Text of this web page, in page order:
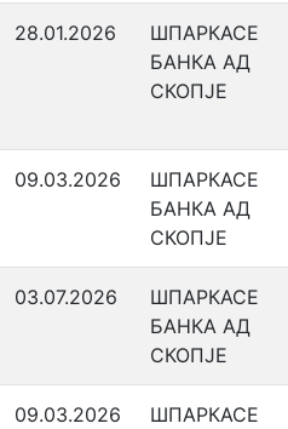
28.01.2026
ШПАРКАСЕ
БАНКА АД
СКОПЈЕ
09.03.2026
ШПАРКАСЕ
БАНКА АД
СКОПЈЕ
03.07.2026
ШПАРКАСЕ
БАНКА АД
СКОПЈЕ
09.03.2026
ШПАРКАСЕ